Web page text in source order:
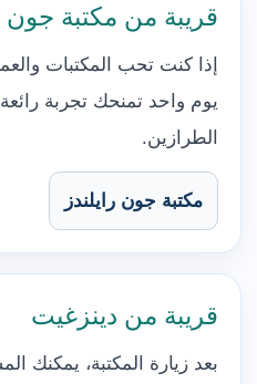
قريبة من مكتبة جون
إذا كنت تحب المكتبات
يوم واحد تمنحك تجربة
الطرازين.
مكتبة جون رايلندز
قريبة من دينزغيت
بعد زيارة المكتبة، يمكنك